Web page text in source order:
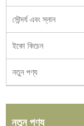
সৌন্দর্য এবং স্নান
ইকো কিচেন
নতুন পণ্য
নতুন পণ্য